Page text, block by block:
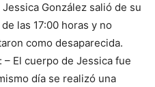
González salió de su
las 17:00 horas y no
como desaparecida.
El cuerpo de Jessica fue
día se realizó una